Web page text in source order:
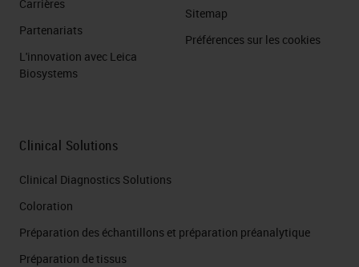
Carrières
Partenariats
L'innovation avec Leica
Biosystems
Sitemap
Préférences sur les cookies
Clinical Solutions
Clinical Diagnostics Solutions
Coloration
Préparation des échantillons et préparation préanalytique
Préparation de tissus